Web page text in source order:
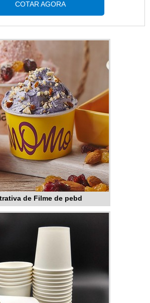
Flexíveis se mostra
por ter: Melhores
para embalagens
Impressão de
em até 8 cores;
tecnologias do
para entregar um
de extrema qualidade;
de atendimento
com uma visão
sobre stand up pouch
mais do que visar
lucratividade, deve
produtos e serviços que
ótima qualidade e
pontos importantes que
de fora no planejamento de
que visam apenas o
deixando a desejar nos
fatores.Isso tudo é a
pela qual a MP
detalhado na melhor
do segmento e
sofisticação e preço
em um só
SOBRE STAND
COM ZÍPERSe
quer achar stand up
com zíper em uma
comprometida com
serviços, acha a MP
Flexíveis. Atuando
filmes plásticos e rótulos
a companhia
sempre a melhor opção
cliente final.Sem trocar o
sobre stand up pouch com
deve prezar pelos
e serviços com ótima
e precisão, pequenos
mas de grande valia
saber a procedência e
da empresa.É
COTAR AGORA
de Filme de pebd